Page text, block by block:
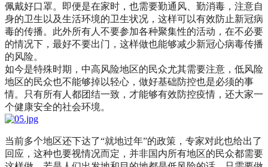
佩戴好口罩。即便是在家时，也需要勤通风、勤消毒，注意自
身的卫生以及生活环境的卫生状况，这样可以有效防止新冠病
毒的传播。此外所有人不要参加各种聚集性的活动，在不必要
的情况下，最好不要出门，这样做也能够减少新冠心病毒传播
的风险。
如今是特殊时期，中高风险地区的民众尤其需要注意，低风险
地区的民众也不能够掉以轻心，做好基础防控也是必须的事
情。只有所有人都团结一致，才能够有效防控疫情，还大家一
个健康安全的社会环境。
当前多个地区还下达了“就地过年”的政策，专家对此也给出了
回应，这种也要视情况而定，并非国内所有地区的民众都需要